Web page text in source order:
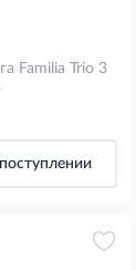
Familia Trio 3